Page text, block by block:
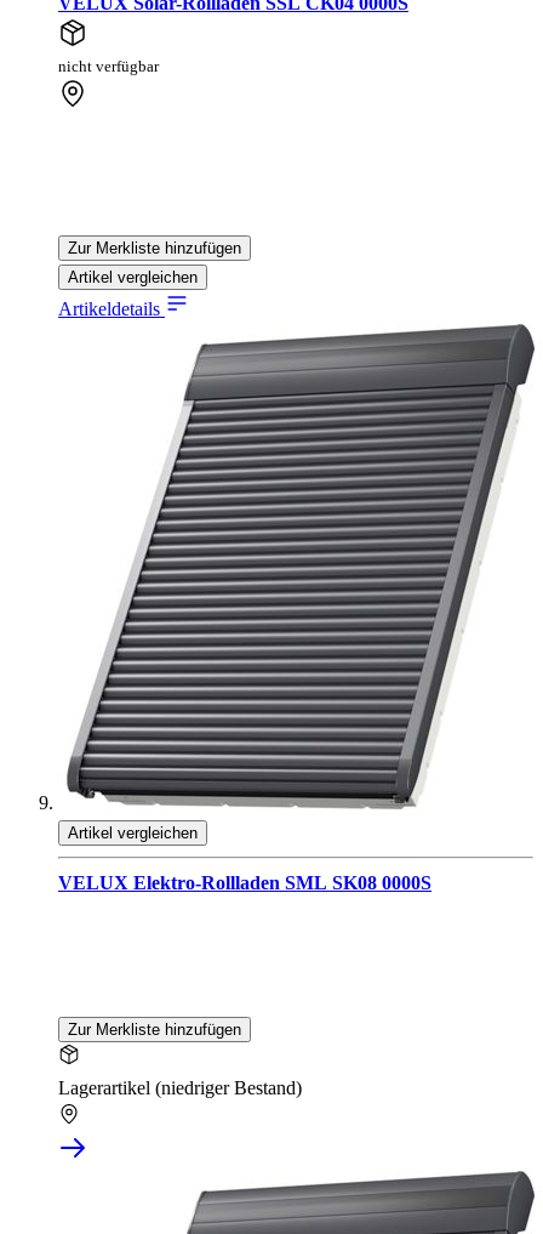
nicht verfügbar
Zur Merkliste hinzufügen
Artikel vergleichen
Artikeldetails
Artikel vergleichen
VELUX Elektro-Rollladen SML SK08 0000S
Zur Merkliste hinzufügen
Lagerartikel (niedriger Bestand)